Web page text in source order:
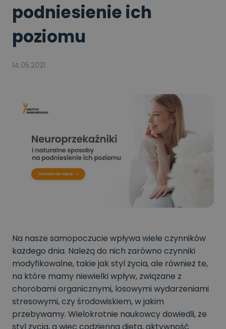
podniesienie ich
poziomu
14.05.2021
Na nasze samopoczucie wpływa wiele czynników
każdego dnia. Należą do nich zarówno czynniki
modyfikowalne, takie jak styl życia, ale również te,
na które mamy niewielki wpływ, związane z
chorobami organicznymi, losowymi wydarzeniami
stresowymi, czy środowiskiem, w jakim
przebywamy. Wielokrotnie naukowcy dowiedli, że